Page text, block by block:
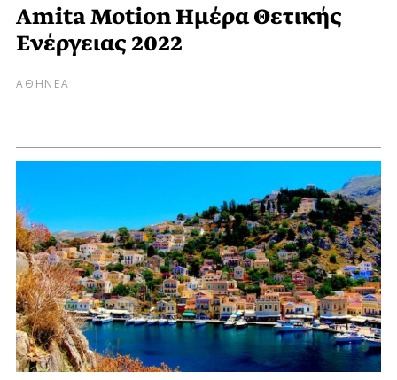
Amita Motion Ημέρα Θετικής
Ενέργειας 2022
ΑΘΗΝΕΑ